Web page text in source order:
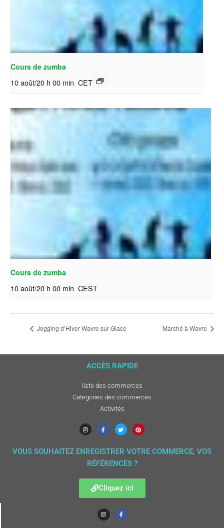
Cours de zumba
10 août/20 h 00 min CET
Cours de zumba
10 août/20 h 00 min CEST
Jogging d’Hiver Wavre sur Glace Marché à Wavre
ACCÈS RAPIDE
liste des commerces
Categories des commerces
Activités
VOUS SOUHAITEZ ENREGISTRER VOTRE COMMERCE, VOS
RÉFÉRENCES ?
Cliquez ici